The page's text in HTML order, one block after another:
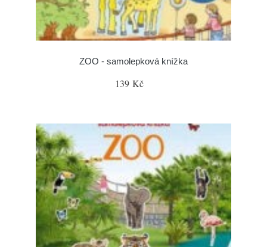
ZOO - samolepková knížka
139 Kč